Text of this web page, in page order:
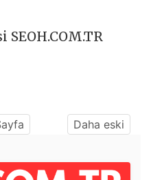
Daha eski